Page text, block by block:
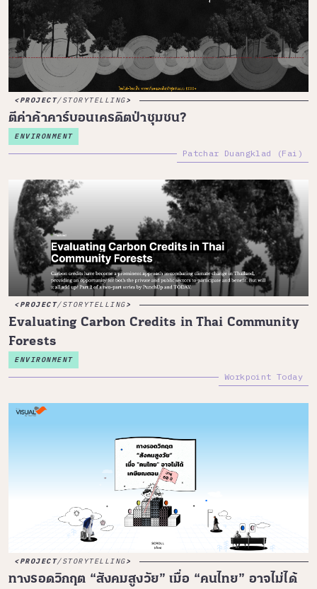
PROJECT/STORYTELLING
ตีค่าค้าคาร์บอนเครดิตป่าชุมชน?
ENVIRONMENT
Patchar Duangklad (Fai)
PROJECT/STORYTELLING
Evaluating Carbon Credits in Thai Community
Forests
ENVIRONMENT
Workpoint Today
PROJECT/STORYTELLING
ทางรอดวิกฤต “สังคมสูงวัย” เมื่อ “คนไทย” อาจไม่ได้